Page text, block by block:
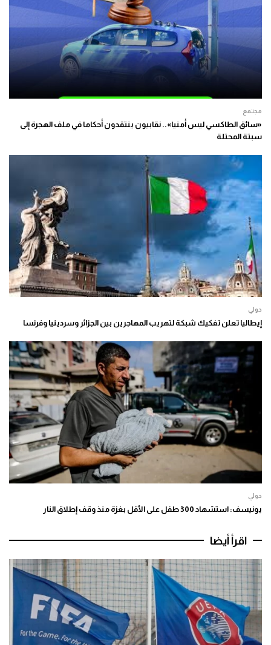
مجتمع
«سائق الطاكسي ليس أمنيا».. نقابيون ينتقدون أحكاما في ملف الهجرة إلى
سبتة المحتلة
دولي
إيطاليا تعلن تفكيك شبكة لتهريب المهاجرين بين الجزائر وسردينيا وفرنسا
دولي
يونيسف: استشهاد 300 طفل على الأقل بغزة منذ وقف إطلاق النار
اقرأ أيضا